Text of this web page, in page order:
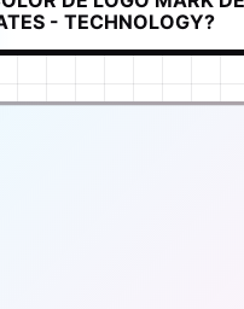
- TECHNOLOGY?